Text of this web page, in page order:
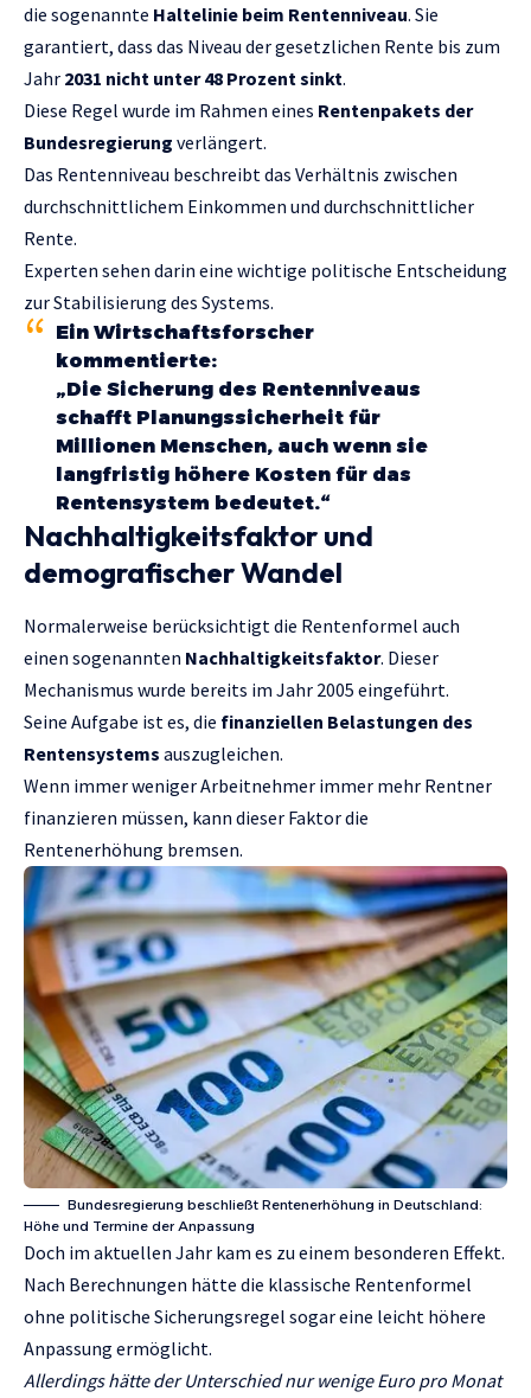
die sogenannte Haltelinie beim Rentenniveau. Sie
garantiert, dass das Niveau der gesetzlichen Rente bis zum
Jahr 2031 nicht unter 48 Prozent sinkt.
Diese Regel wurde im Rahmen eines Rentenpakets der
Bundesregierung verlängert.
Das Rentenniveau beschreibt das Verhältnis zwischen
durchschnittlichem Einkommen und durchschnittlicher
Rente.
Experten sehen darin eine wichtige politische Entscheidung
zur Stabilisierung des Systems.
Ein Wirtschaftsforscher
kommentierte:
„Die Sicherung des Rentenniveaus
schafft Planungssicherheit für
Millionen Menschen, auch wenn sie
langfristig höhere Kosten für das
Rentensystem bedeutet.“
Nachhaltigkeitsfaktor und
demografischer Wandel
Normalerweise berücksichtigt die Rentenformel auch
einen sogenannten Nachhaltigkeitsfaktor. Dieser
Mechanismus wurde bereits im Jahr 2005 eingeführt.
Seine Aufgabe ist es, die finanziellen Belastungen des
Rentensystems auszugleichen.
Wenn immer weniger Arbeitnehmer immer mehr Rentner
finanzieren müssen, kann dieser Faktor die
Rentenerhöhung bremsen.
Bundesregierung beschließt Rentenerhöhung in Deutschland:
Höhe und Termine der Anpassung
Doch im aktuellen Jahr kam es zu einem besonderen Effekt.
Nach Berechnungen hätte die klassische Rentenformel
ohne politische Sicherungsregel sogar eine leicht höhere
Anpassung ermöglicht.
Allerdings hätte der Unterschied nur wenige Euro pro Monat